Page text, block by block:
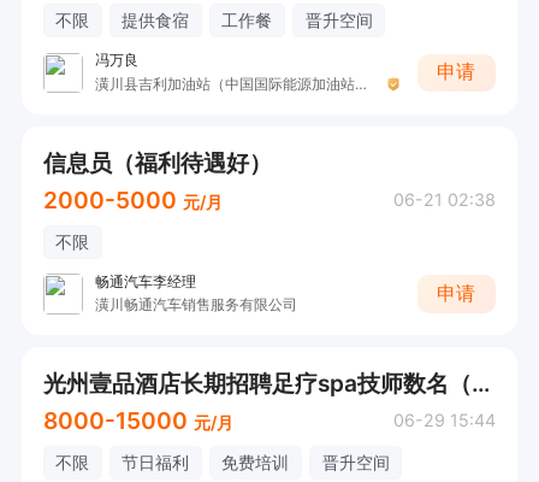
不限 提供食宿 工作餐 晋升空间
冯万良
潢川县吉利加油站（中国国际能源加油站）（原水利加油站）
申请
信息员（福利待遇好）
2000-5000 元/月 06-21 02:38
不限
畅通汽车李经理
潢川畅通汽车销售服务有限公司
申请
光州壹品酒店长期招聘足疗spa技师数名（工资8000-15000+充卡提成）
8000-15000 元/月 06-29 15:44
不限 节日福利 免费培训 晋升空间